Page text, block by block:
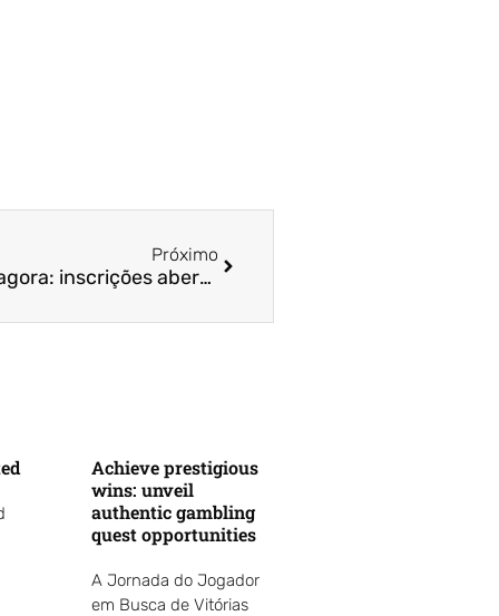
Próximo
O jogo da carreira começa agora: inscrições abertas para o Vest Fucape 2026.2
Achieve prestigious
wins: unveil
authentic gambling
quest opportunities
A Jornada do Jogador
em Busca de Vitórias